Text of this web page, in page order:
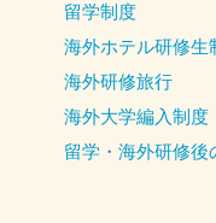
留学制度
海外ホテル研修生
海外研修旅行
海外大学編入制度
留学・海外研修後